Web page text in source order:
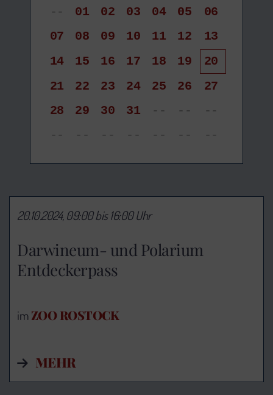
--
01 02 03 04 05
06
07
08 09 10 11 12
13
14
15 16 17 18 19
20
21
22 23 24 25 26
27
28
29 30 31 -- --
--
--
-- -- -- -- -- --
Darwineum- und Polarium
Entdeckerpass
20.10.2024, 09:00 bis 16:00 Uhr
imZOO ROSTOCK
MEHR